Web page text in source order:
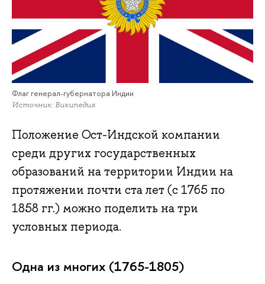
Флаг генерал-губернатора Индии
Источник: Википедия
Положение Ост-Индской компании
среди других государственных
образований на территории Индии на
протяжении почти ста лет (с 1765 по
1858 гг.) можно поделить на три
условных периода.
Одна из многих (1765-1805)